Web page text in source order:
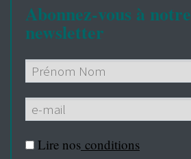
Abonnez-vous à notre
newsletter
Lire nos conditions